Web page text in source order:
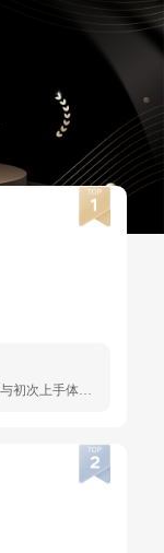
收到这款荣耀Magic V6折叠屏手机，整体开箱与初次上手体验十分令人满意，从外包装设计到真机使用感受都展现出旗舰机型该有的品质。手机外包装采用沉稳大气的深灰色哑光硬质礼盒，外层塑封完好，能够直观确认是全新正品。打开包装后，内部布局规整有序，手机、120W氮化镓快充头、数据线以及定制保护壳分区摆放，层次分明，既体现了精致的设计感，也让开箱的仪式感拉满，能看出品牌在包装细节上的用心打磨。 取出真机后，整机的做工质感更是让人眼前一亮。机身缝隙处理均匀严密，铰链开合顺滑且阻尼感适中，没有松动或异响问题。白色后盖搭配金色环形铰链的设计轻奢大气，材质细腻不易沾染指纹，握持手感圆润舒适。屏幕无划痕、漏光与坏点，出厂保护膜平整完好，整机成色完美，完全符合全新旗舰的品控水准。 MagicOS运行流畅稳定，桌面滑动、应用开启、多任务切换全程丝滑。折叠屏专属的分屏、平行视界等功能适配成熟，大屏操作逻辑清晰，上手门槛低，无论是日常社交娱乐还是轻办公，都能带来高效舒适的体验。原装120W快充配件功率充足，氮化镓充电头小巧便携，附赠的定制保护壳做工扎实，能够很好地保护机身。 综合来看，本次开箱体验堪称完美，精致的包装、出色的机身做